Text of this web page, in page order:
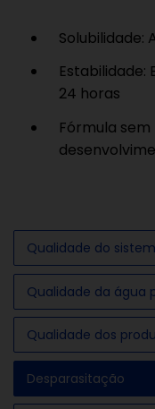
Solubilidade:
Estabilidade:
24 horas
Fórmula
Qualidade do
Qualidade da água
Qualidade dos
Desparasitação